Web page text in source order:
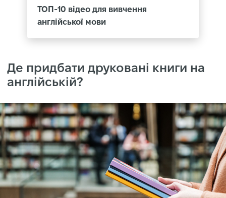
ТОП-10 відео для вивчення
англійської мови
Де придбати друковані книги на
англійській?